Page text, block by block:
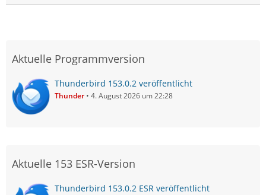
Aktuelle Programmversion
Thunderbird 153.0.2 veröffentlicht
Thunder 4. August 2026 um 22:28
Aktuelle 153 ESR-Version
Thunderbird 153.0.2 ESR veröffentlicht